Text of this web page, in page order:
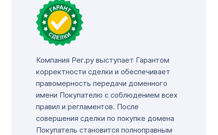
Компания Рег.ру выступает Гарантом
корректности сделки и обеспечивает
правомерность передачи доменного
имени Покупателю с соблюдением всех
правил и регламентов. После
совершения сделки по покупке домена
Покупатель становится полноправным